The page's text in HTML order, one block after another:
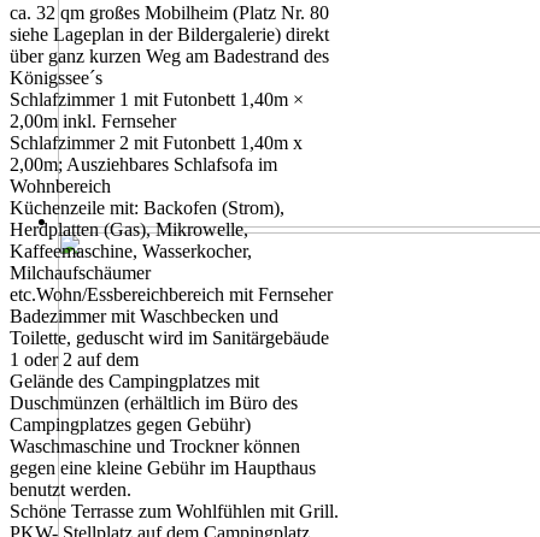
ca. 32 qm großes Mobilheim (Platz Nr. 80
siehe Lageplan in der Bildergalerie) direkt
über ganz kurzen Weg am Badestrand des
Königssee´s
Schlafzimmer 1 mit Futonbett 1,40m ×
2,00m inkl. Fernseher
Schlafzimmer 2 mit Futonbett 1,40m x
2,00m; Ausziehbares Schlafsofa im
Wohnbereich
Küchenzeile mit: Backofen (Strom),
Herdplatten (Gas), Mikrowelle,
Kaffeemaschine, Wasserkocher,
Milchaufschäumer
etc.Wohn/Essbereichbereich mit Fernseher
Badezimmer mit Waschbecken und
Toilette, geduscht wird im Sanitärgebäude
1 oder 2 auf dem
Gelände des Campingplatzes mit
Duschmünzen (erhältlich im Büro des
Campingplatzes gegen Gebühr)
Waschmaschine und Trockner können
gegen eine kleine Gebühr im Haupthaus
benutzt werden.
Schöne Terrasse zum Wohlfühlen mit Grill.
PKW- Stellplatz auf dem Campingplatz